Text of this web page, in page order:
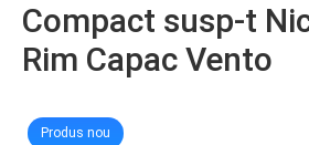
Compact susp-t
Rim Capac Vento
Produs nou